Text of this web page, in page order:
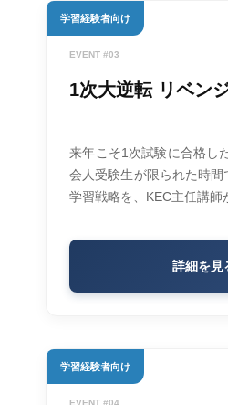
学習経験者向け
EVENT #03
1次大逆転 リベン
来年こそ1次試験に合格し
会人受験生が限られた時
学習戦略を、KEC主任講師
詳細を見
学習経験者向け
EVENT #04